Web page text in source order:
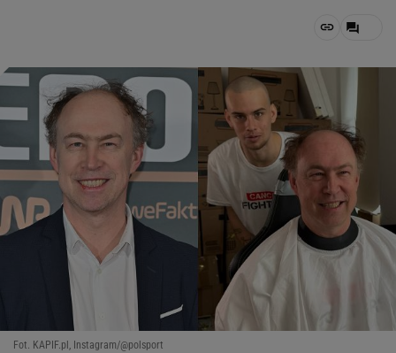
Fot. KAPIF.pl, Instagram/@polsport